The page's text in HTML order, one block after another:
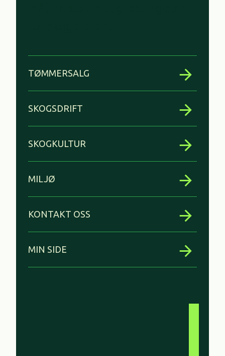
TØMMERSALG
SKOGSDRIFT
SKOGKULTUR
MILJØ
KONTAKT OSS
MIN SIDE